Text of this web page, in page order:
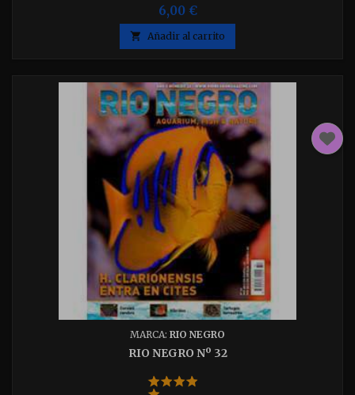
6,00 €
 Añadir al carrito
MARCA: RIO NEGRO
RIO NEGRO Nº 32